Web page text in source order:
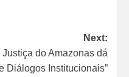
Next:
do Amazonas dá
Diálogos Institucionais”